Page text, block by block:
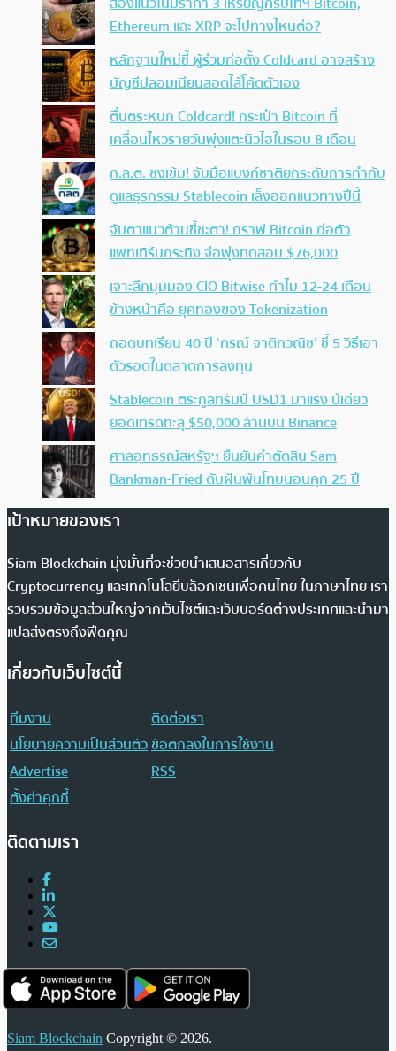
Ethereum และ XRP จะไปทางไหนต่อ?
หลักฐานใหม่ชี้ ผู้ร่วมก่อตั้ง Coldcard อาจสร้าง
บัญชีปลอมเนียนสอดไส้โค้ดตัวเอง
ตื่นตระหนก Coldcard! กระเป๋า Bitcoin ที่
เคลื่อนไหวรายวันพุ่งแตะนิวไฮในรอบ 8 เดือน
ก.ล.ต. ชงเข้ม! จับมือแบงก์ชาติยกระดับการกำกับ
ดูแลธุรกรรม Stablecoin เล็งออกแนวทางปีนี้
จับตาแนวต้านชี้ชะตา! กราฟ Bitcoin ก่อตัว
แพทเทิร์นกระทิง จ่อพุ่งทดสอบ $76,000
เจาะลึกมุมมอง CIO Bitwise ทำไม 12-24 เดือน
ข้างหน้าคือ ยุคทองของ Tokenization
ถอดบทเรียน 40 ปี ‘กรณ์ จาติกวณิช’ ชี้ 5 วิธีเอา
ตัวรอดในตลาดการลงทุน
Stablecoin ตระกูลทรัมป์ USD1 มาแรง ปีเดียว
ยอดเทรดทะลุ $50,000 ล้านบน Binance
ศาลอุทธรณ์สหรัฐฯ ยืนยันคำตัดสิน Sam
Bankman-Fried ดับฝันพ้นโทษนอนคุก 25 ปี
เป้าหมายของเรา
Siam Blockchain มุ่งมั่นที่จะช่วยนำเสนอสารเกี่ยวกับ
Cryptocurrency และเทคโนโลยีบล็อกเชนเพื่อคนไทย ในภาษาไทย เรา
รวบรวมข้อมูลส่วนใหญ่จากเว็บไซต์และเว็บบอร์ดต่างประเทศและนำมา
แปลส่งตรงถึงฟีดคุณ
เกี่ยวกับเว็บไซต์นี้
ทีมงาน
ติดต่อเรา
นโยบายความเป็นส่วนตัวข้อตกลงในการใช้งาน
Advertise
RSS
ตั้งค่าคุกกี้
ติดตามเรา
Siam Blockchain Copyright © 2026.